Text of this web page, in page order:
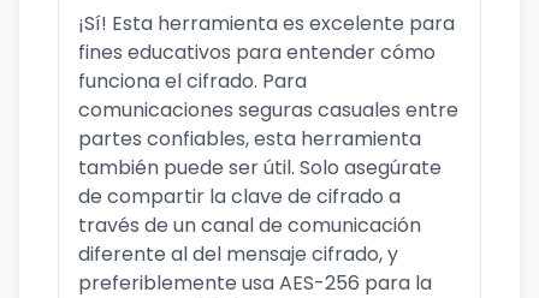
¡Sí! Esta herramienta es excelente para
fines educativos para entender cómo
funciona el cifrado. Para
comunicaciones seguras casuales entre
partes confiables, esta herramienta
también puede ser útil. Solo asegúrate
de compartir la clave de cifrado a
través de un canal de comunicación
diferente al del mensaje cifrado, y
preferiblemente usa AES-256 para la